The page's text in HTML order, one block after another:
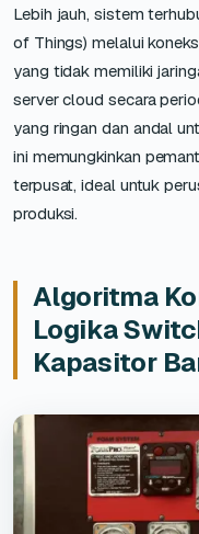
Lebih jauh, sistem
of Things) melalui
yang tidak memiliki
server cloud secara
yang ringan dan andal
ini memungkinkan
terpusat, ideal untuk
produksi.
Algoritma
Logika
Kapasitor